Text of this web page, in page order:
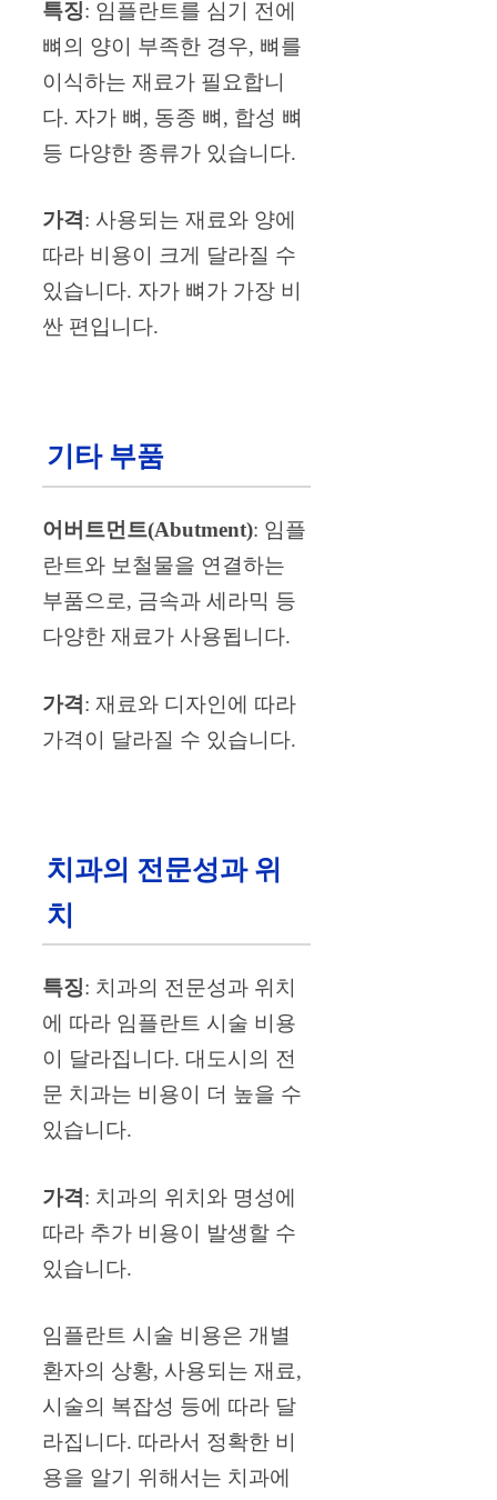
특징: 임플란트를 심기 전에
뼈의 양이 부족한 경우, 뼈를
이식하는 재료가 필요합니
다. 자가 뼈, 동종 뼈, 합성 뼈
등 다양한 종류가 있습니다.
가격 : 사용되는 재료와 양에
따라 비용이 크게 달라질 수
있습니다. 자가 뼈가 가장 비
싼 편입니다.
기타 부품
어버트먼트(Abutment): 임플
란트와 보철물을 연결하는
부품으로, 금속과 세라믹 등
다양한 재료가 사용됩니다.
가격 : 재료와 디자인에 따라
가격이 달라질 수 있습니다.
치과의 전문성과 위
치
특징: 치과의 전문성과 위치
에 따라 임플란트 시술 비용
이 달라집니다. 대도시의 전
문 치과는 비용이 더 높을 수
있습니다.
가격 : 치과의 위치와 명성에
따라 추가 비용이 발생할 수
있습니다.
임플란트 시술 비용은 개별
환자의 상황, 사용되는 재료,
시술의 복잡성 등에 따라 달
라집니다. 따라서 정확한 비
용을 알기 위해서는 치과에